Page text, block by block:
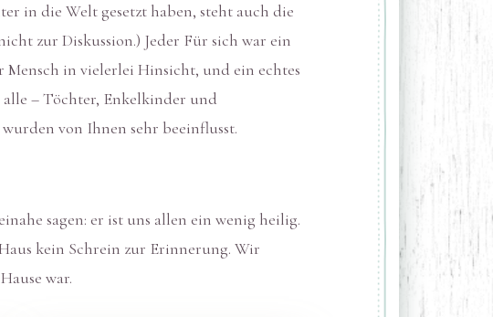
in die Welt gesetzt haben, steht auch die
zur Diskussion.) Jeder Für sich war ein
Mensch in vielerlei Hinsicht, und ein echtes
– Töchter, Enkelkinder und
von Ihnen sehr beeinflusst.
sagen: er ist uns allen ein wenig heilig.
kein Schrein zur Erinnerung. Wir
war.